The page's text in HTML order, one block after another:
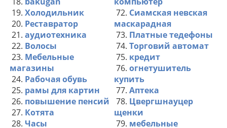
19. Холодильник
20. Реставратор
21. аудиотехника
22. Волосы
23. Мебельные
магазины
24. Рабочая обувь
25. рамы для картин
26. повышение пенсий
27. Котята
28. Часы
72. Сиамская невская
маскарадная
73. Платные тедефоны
74. Торговий автомат
75. кредит
76. огнетушитель
купить
77. Аптека
78. Цвергшнауцер
щенки
79. мебельные